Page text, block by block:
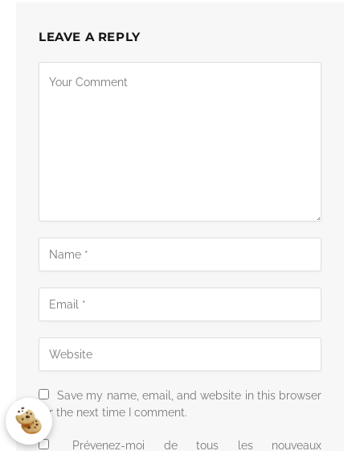
LEAVE A REPLY
Save my name, email, and website in this browser
for the next time I comment.
Prévenez-moi de tous les nouveaux